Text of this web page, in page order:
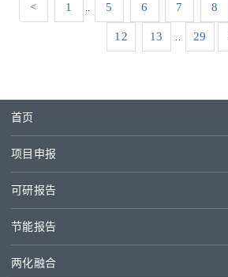
< 1 .. 5 6 7 8
12 13 .. 29
首页
项目申报
可研报告
节能报告
两化融合